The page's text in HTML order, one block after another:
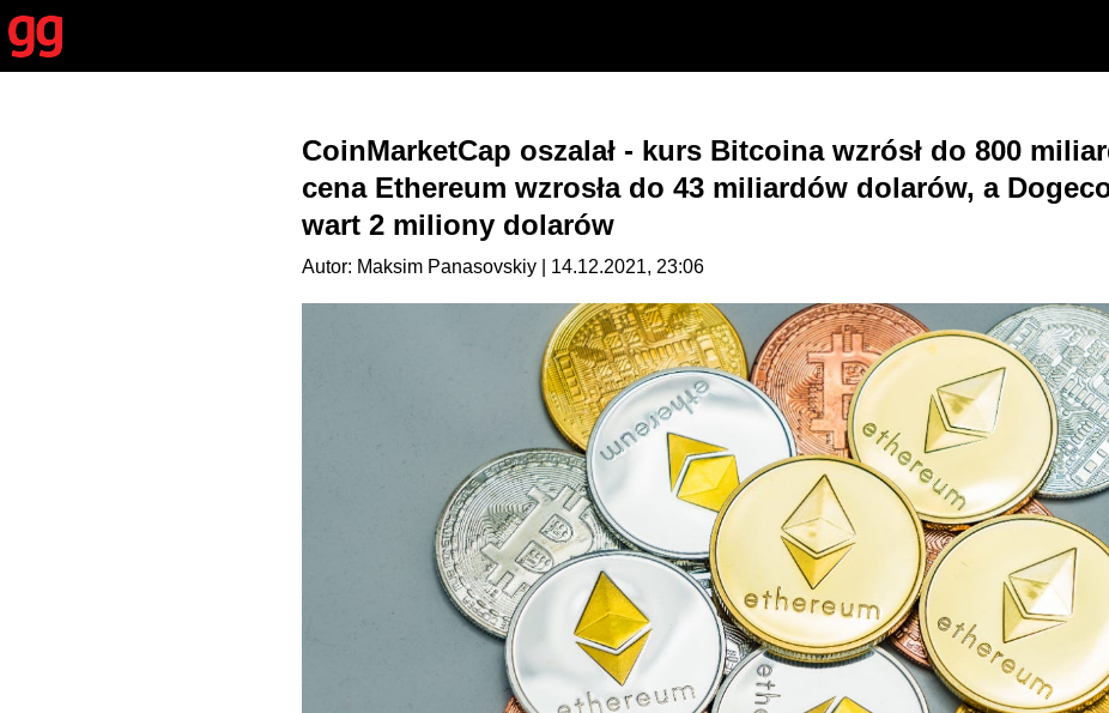
CoinMarketCap oszalał - kurs Bitcoina wzrósł do 800
cena Ethereum wzrosła do 43 miliardów dolarów, a
wart 2 miliony dolarów
Autor: Maksim Panasovskiy | 14.12.2021, 23:06